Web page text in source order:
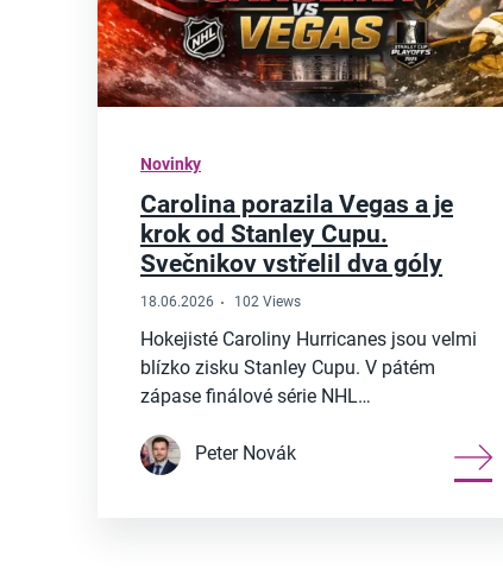
Novinky
Carolina porazila Vegas a je
krok od Stanley Cupu.
Svečnikov vstřelil dva góly
18.06.2026 102 Views
Hokejisté Caroliny Hurricanes jsou velmi
blízko zisku Stanley Cupu. V pátém
zápase finálové série NHL…
Peter Novák